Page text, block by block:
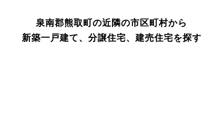
泉南郡熊取町の近隣の市区町村から
新築一戸建て、分譲住宅、建売住宅を探す